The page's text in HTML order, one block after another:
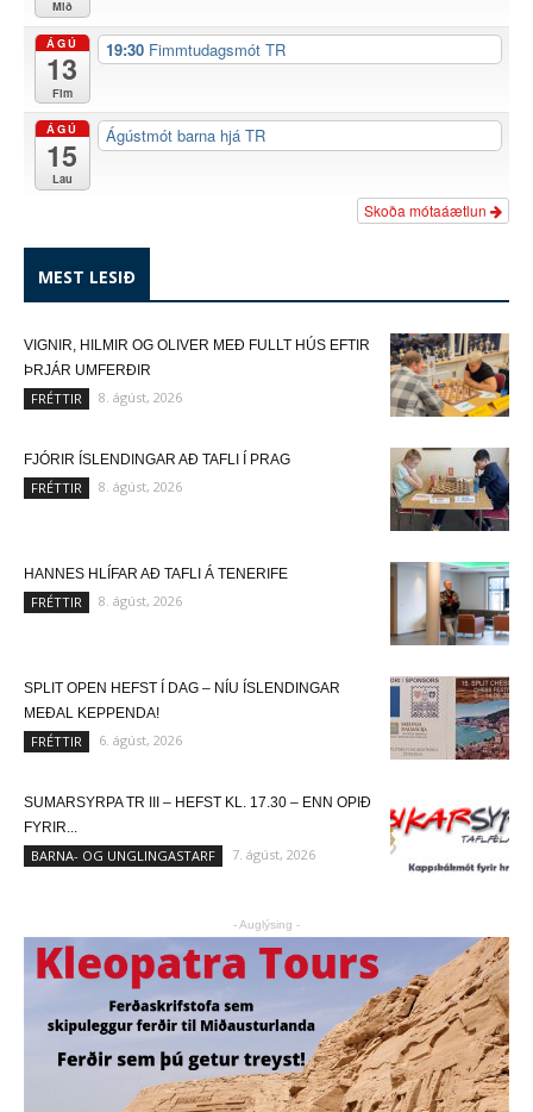
Mið
ÁGÚ
13
Fim
19:30 Fimmtudagsmót TR
ÁGÚ
15
Lau
Ágústmót barna hjá TR
Skoða mótaáætlun
MEST LESIÐ
VIGNIR, HILMIR OG OLIVER MEÐ FULLT HÚS EFTIR
ÞRJÁR UMFERÐIR
FRÉTTIR 8. ágúst, 2026
FJÓRIR ÍSLENDINGAR AÐ TAFLI Í PRAG
FRÉTTIR 8. ágúst, 2026
HANNES HLÍFAR AÐ TAFLI Á TENERIFE
FRÉTTIR 8. ágúst, 2026
SPLIT OPEN HEFST Í DAG – NÍU ÍSLENDINGAR
MEÐAL KEPPENDA!
FRÉTTIR 6. ágúst, 2026
SUMARSYRPA TR III – HEFST KL. 17.30 – ENN OPIÐ
FYRIR...
BARNA- OG UNGLINGASTARF 7. ágúst, 2026
- Auglýsing -